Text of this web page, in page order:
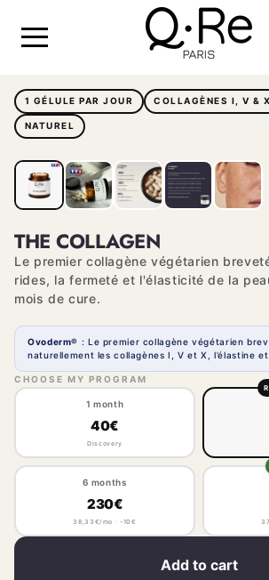
content
1 GÉLULE PAR JOUR COLLAGÈNES I, V & X
NATUREL
THE COLLAGEN
Le premier collagène végétarien
rides, la fermeté et l'élasticité de la
mois de cure.
Ovoderm® : Le premier collagène végétarien
naturellement les collagènes I, V et X, l’élastine
CHOOSE MY PROGRAM
1 month
40€
Discovery
6 months
230€
38,33€/mo · -10€
Add to cart